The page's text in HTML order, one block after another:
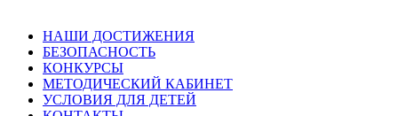
НАШИ ДОСТИЖЕНИЯ
БЕЗОПАСНОСТЬ
КОНКУРСЫ
МЕТОДИЧЕСКИЙ КАБИНЕТ
УСЛОВИЯ ДЛЯ ДЕТЕЙ